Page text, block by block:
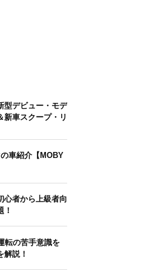
型デビュー・モデ
新車スクープ・リ
車紹介【MOBY
心者から上級者向
！
転の苦手意識を
解説！